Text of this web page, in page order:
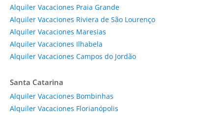
Alquiler Vacaciones Praia Grande
Alquiler Vacaciones Riviera de São Lourenço
Alquiler Vacaciones Maresias
Alquiler Vacaciones Ilhabela
Alquiler Vacaciones Campos do Jordão
Santa Catarina
Alquiler Vacaciones Bombinhas
Alquiler Vacaciones Florianópolis